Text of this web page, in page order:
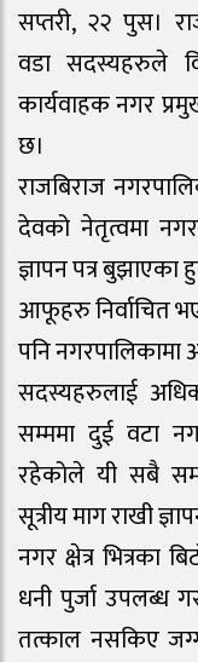
सप्तरी, २२ पुस।
वडा सदस्यहरुले
कार्यवाहक नगर
छ।
राजबिराज
देवको नेतृत्वमा
ज्ञापन पत्र बुझाएका
आफूहरु निर्वाचित
पनि नगरपालिकामा
सदस्यहरुलाई
सम्ममा दुई वटा
रहेकोले यी सबै
सूत्रीय माग राखी
नगर क्षेत्र भित्रका
धनी पुर्जा उपलब्ध
तत्काल नसकिए